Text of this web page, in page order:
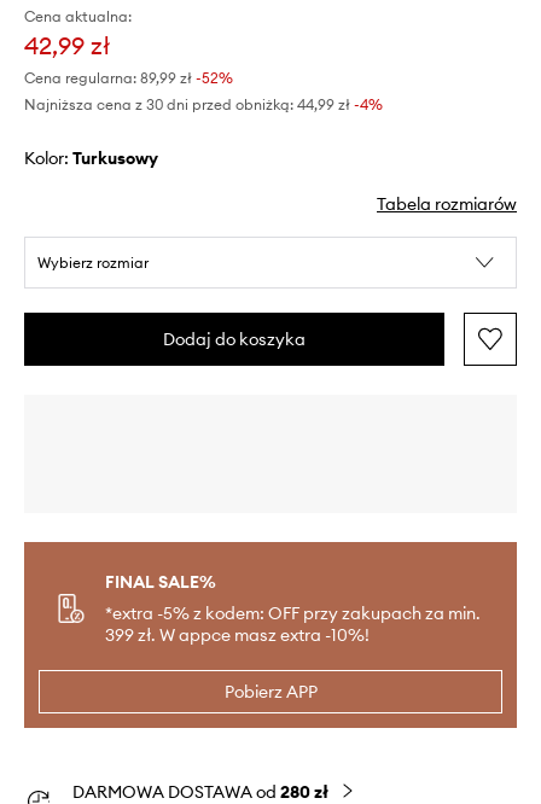
Cena aktualna:
42,99 zł
Cena regularna: 89,99 zł -52%
Najniższa cena z 30 dni przed obniżką: 44,99 zł -4%
Kolor: turkusowy
Tabela rozmiarów
Wybierz rozmiar
Dodaj do koszyka
FINAL SALE%
*extra -5% z kodem: OFF przy zakupach za min.
399 zł. W appce masz extra -10%!
Pobierz APP
DARMOWA DOSTAWA od 280 zł